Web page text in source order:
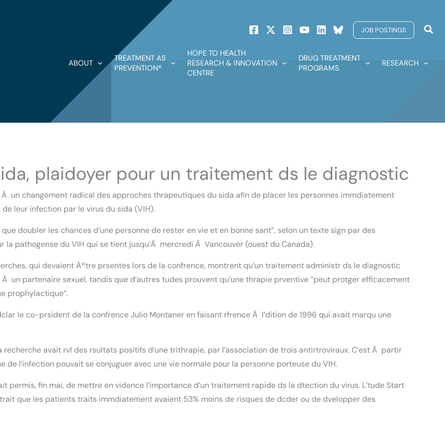
JOB POSTINGS
ABOUT
TREATMENT AS
PREVENTION®
HOPE TO HEALTH
RESEARCH & INNOVATION
CENTRE
DRUG TREATMENT
PROGRAMS
RESEARCH
plaidoyer pour un traitement ds le diagnostic
un changement radical des approches thrapeutiques du sida afin de placer les personnes immdiatement
leur infection par le virus du sida (VIH).
doubler les chances d’une personne de rester en vie et en bonne sant”, selon un texte sign par des
la pathogense du VIH qui se tient jusqu’Ã mercredi Ã Vancouver (ouest du Canada).
qui devaient Ãªtre prsentes lors de la confrence, montrent qu’un traitement administr ds le diagnostic
un partenaire sexuel, tandis que d’autres tudes prouvent qu’une thrapie prventive “peut protger efficacement
prophylactique”.
le co-prsident de la confrence Julio Montaner en faisant rfrence Ã l’dition de 1996 qui avait marqu une
avait rvl des rsultats positifs d’une trithrapie, par l’association de trois antirtroviraux. C’est Ã partir
de l’infection pouvait se conjuguer avec une vie normale pour la personne porteuse du VIH.
permis, fin mai, de mettre en vidence l’importance d’un traitement rapide ds la dtection du virus. L’tude Start
que les patients traits immdiatement avaient 53% moins de risques de dcder ou de dvelopper des